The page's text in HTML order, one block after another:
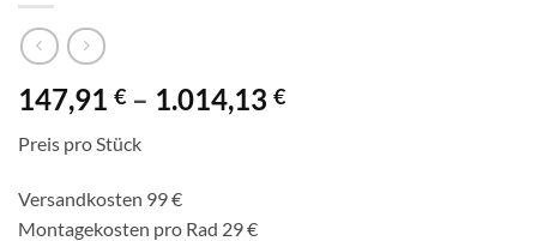
147,91 € – 1.014,13 €
Preis pro Stück
Versandkosten 99 €
Montagekosten pro Rad 29 €